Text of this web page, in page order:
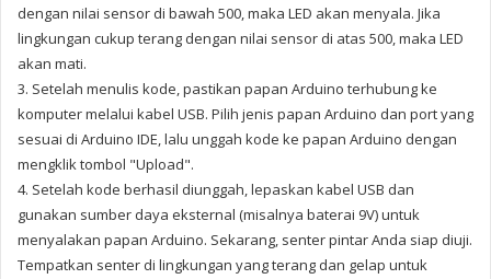
dengan nilai sensor di bawah 500, maka LED akan menyala. Jika
lingkungan cukup terang dengan nilai sensor di atas 500, maka LED
akan mati.
3. Setelah menulis kode, pastikan papan Arduino terhubung ke
komputer melalui kabel USB. Pilih jenis papan Arduino dan port yang
sesuai di Arduino IDE, lalu unggah kode ke papan Arduino dengan
mengklik tombol "Upload".
4. Setelah kode berhasil diunggah, lepaskan kabel USB dan
gunakan sumber daya eksternal (misalnya baterai 9V) untuk
menyalakan papan Arduino. Sekarang, senter pintar Anda siap diuji.
Tempatkan senter di lingkungan yang terang dan gelap untuk